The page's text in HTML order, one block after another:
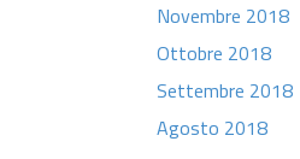
Novembre 2018
Ottobre 2018
Settembre 2018
Agosto 2018